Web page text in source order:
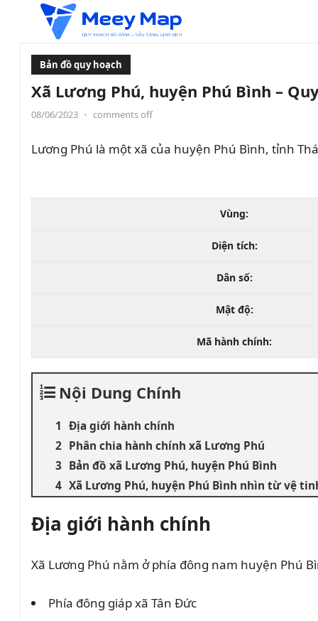
Bản đồ quy hoạch
Xã Lương Phú, huyện Phú Bình –
08/06/2023 • comments off
Lương Phú là một xã của huyện Phú Bình, tỉnh
Vùng:
Diện tích:
Dân số:
Mật độ:
Mã hành chính:
Nội Dung Chính
Địa giới hành chính
Phân chia hành chính xã Lương Phú
Bản đồ xã Lương Phú, huyện Phú Bình
Xã Lương Phú, huyện Phú Bình nhìn từ vệ
Địa giới hành chính
Xã Lương Phú nằm ở phía đông nam huyện Phú
Phía đông giáp xã Tân Đức